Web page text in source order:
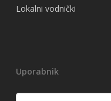
Lokalni vodnički
Uporabnik